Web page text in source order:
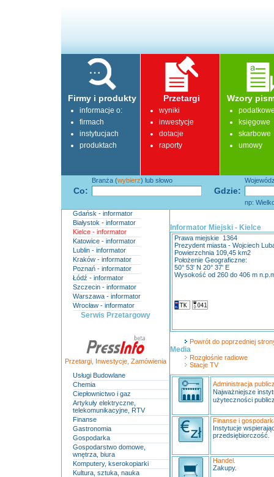
Firmy i produkty
informacje o:
firmach
instytucjach
produktach
Przetargi
wyniki
inwestycje
dotacje
raporty
Wzory
księgowe
skarbowe
umowy
Co: Gdzie:
Branża (wybierz) lub słowo
np:
Gdańsk - informator
Białystok - informator
Kielce - informator
Katowice - informator
Lublin - informator
Kraków - informator
Poznań - informator
Łódź - informator
Szczecin - informator
Warszawa - informator
Wrocław - informator
Serwis Przetargowy
Przetargi, Inwestycje, Zamówienia
Usługi Budowlane
Chemia
Ciepłownictwo i gaz
Artykuły elektryczne,
telekomunikacyjne, RTV
Finanse
Gastronomia
Gospodarka
Gospodarstwo domowe,
wnętrza, biura
Komputery, kserokopiarki
Kultura, sztuka, nauka
Informator Miejski - Kielce
Prawa miejskie 1364
Prezydent miasta - Wojciech
Powierzchnia 109,45 km2
Położenie Geograficzne:
50° 53' N 20° 37' E
Wysokość od 260 do 406 m
Powrót do poprzedniej
Media
Rozgłośnie radiowe
Stacje TV
Administracja
Najważniejsze
użyteczności
Finanse i
Instytucje
przedsiębiorczość.
Handel.
Zakupy.